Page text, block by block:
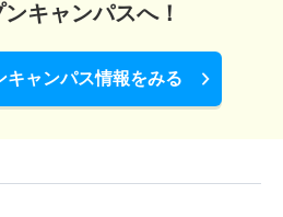
キャンパスへ！
キャンパス情報をみる